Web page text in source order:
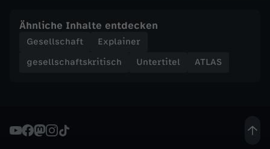
a
n
r
Ähnliche Inhalte entdecken
Gesellschaft
Explainer
gesellschaftskritisch
Untertitel ATLAS